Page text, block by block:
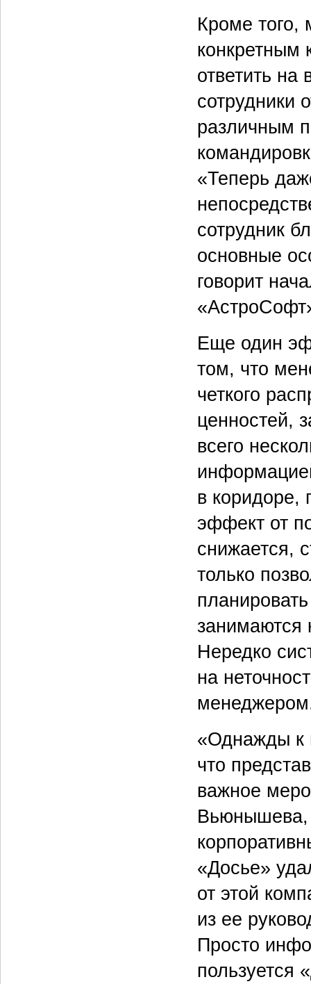
Кроме того,
конкретным
ответить на
сотрудники
различным
«Теперь
сотрудник
основные
говорит
Еще один
том, что
четкого
ценностей,
всего
в коридоре,
эффект от
снижается,
только
занимаются
Нередко
на
«Однажды к
что
важное
Вьюнышева,
«Досье»
от этой
из ее
Просто
пользуется